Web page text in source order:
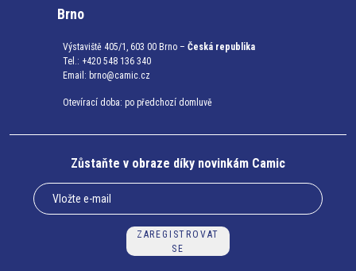
Brno
Výstaviště 405/1, 603 00 Brno – Česká republika
Tel.: +420 548 136 340
Email: brno@camic.cz
Otevírací doba: po předchozí domluvě
Zůstaňte v obraze díky novinkám Camic
ZAREGISTROVAT
SE